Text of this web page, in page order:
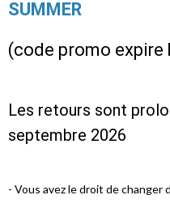
SUMMER
(code promo expire
Les retours sont
septembre 2026
- Vous avez le droit de changer